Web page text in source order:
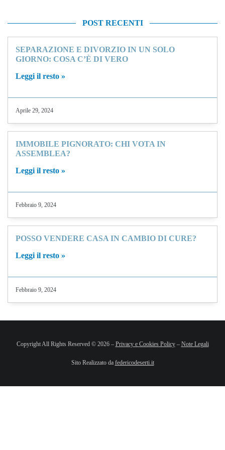
POST RECENTI
SEPARAZIONE E DIVORZIO IN UN SOLO
GIORNO: COSA C’È DI VERO
Leggi il resto »
Aprile 29, 2024
IMMOBILE PIGNORATO: CHI VOTA IN
ASSEMBLEA?
Leggi il resto »
Febbraio 9, 2024
POSSO VENDERE CASA IN CAMBIO DI CURE?
Leggi il resto »
Febbraio 9, 2024
Copyright All Rights Reserved © 2026 – Privacy e Cookies Policy– Note Legali
Sito Realizzato da federicodeserti.it